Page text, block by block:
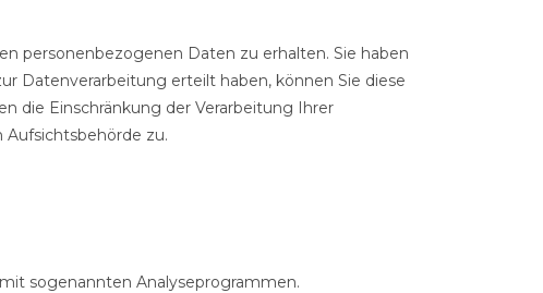
personenbezogenen Daten zu erhalten. Sie haben
Datenverarbeitung erteilt haben, können Sie diese
die Einschränkung der Verarbeitung Ihrer
zu.
sogenannten Analyseprogrammen.